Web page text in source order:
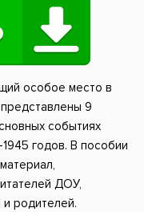
особое место в
9
событиях
годов. В пособии
ДОУ,
и родителей.